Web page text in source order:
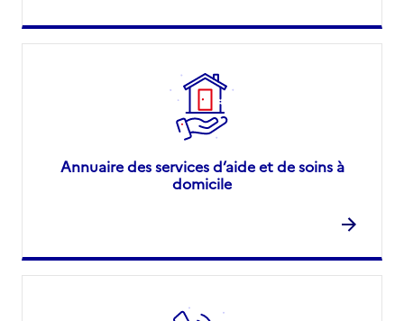
Annuaire des services d’aide et de soins à
domicile